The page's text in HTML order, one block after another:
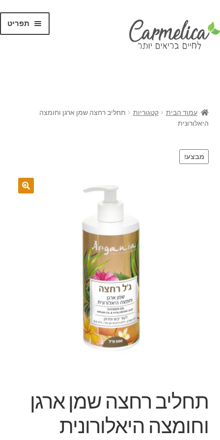
תפריט
עמוד הבית קטגוריות
תחליב רחצה שמן ארגן וחומצה
היאלורונית
מבצע!
תחליב רחצה שמן ארגן
וחומצה היאלורונית